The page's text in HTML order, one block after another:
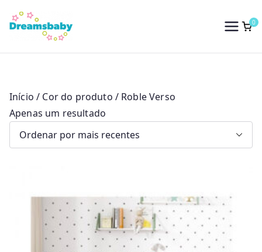
para
conteúdo
Dreams Baby
0
Início / Cor do produto / Roble Verso
Apenas um resultado